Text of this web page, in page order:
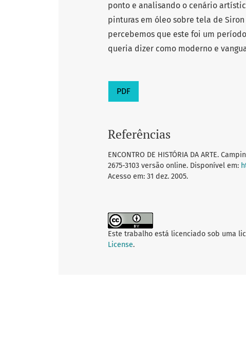
ponto e analisando o cenário
pinturas em óleo sobre tela de Siron
percebemos que este foi um
queria dizer como moderno e
PDF
Referências
ENCONTRO DE HISTÓRIA DA ARTE.
2675-3103 versão online. Disponível em:
Acesso em: 31 dez. 2005.
Este trabalho está licenciado sob uma
License.